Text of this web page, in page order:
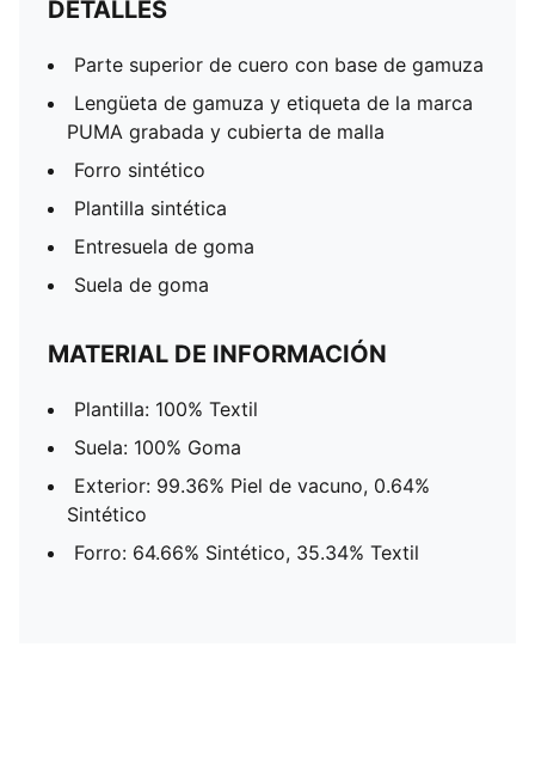
DETALLES
Parte superior de cuero con base de gamuza
Lengüeta de gamuza y etiqueta de la marca
PUMA grabada y cubierta de malla
Forro sintético
Plantilla sintética
Entresuela de goma
Suela de goma
MATERIAL DE INFORMACIÓN
Plantilla: 100% Textil
Suela: 100% Goma
Exterior: 99.36% Piel de vacuno, 0.64%
Sintético
Forro: 64.66% Sintético, 35.34% Textil